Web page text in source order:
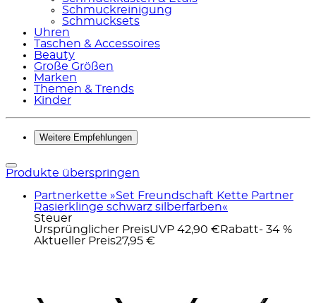
Schmuckreinigung
Schmucksets
Uhren
Taschen & Accessoires
Beauty
Große Größen
Marken
Themen & Trends
Kinder
Weitere Empfehlungen
Produkte überspringen
Partnerkette »Set Freundschaft Kette Partner
Rasierklinge schwarz silberfarben«
Steuer
Ursprünglicher PreisUVP 42,90 € Rabatt- 34 %
Aktueller Preis27,95 €